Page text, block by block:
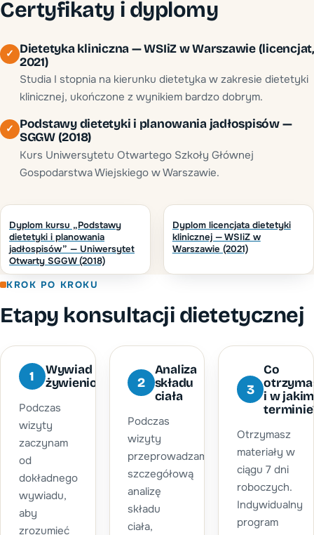
Certyfikaty i dyplomy
✓
Dietetyka kliniczna — WSIiZ w Warszawie (licencjat,
2021)
Studia I stopnia na kierunku dietetyka w zakresie dietetyki
klinicznej, ukończone z wynikiem bardzo dobrym.
✓
Podstawy dietetyki i planowania jadłospisów —
SGGW (2018)
Kurs Uniwersytetu Otwartego Szkoły Głównej
Gospodarstwa Wiejskiego w Warszawie.
Dyplom kursu „Podstawy
dietetyki i planowania
jadłospisów” — Uniwersytet
Otwarty SGGW (2018)
Dyplom licencjata dietetyki
klinicznej — WSIiZ w
Warszawie (2021)
KROK PO KROKU
Etapy konsultacji dietetycznej
1
Wywiad
żywieniowy
Podczas
wizyty
zaczynam
od
dokładnego
wywiadu,
aby
zrozumieć
2
Analiza
składu
ciała
Podczas
wizyty
przeprowadzam
szczegółową
analizę
składu
ciała,
3
Co
i w jakim
Otrzymasz
materiały w
ciągu 7 dni
roboczych.
Indywidualny
program